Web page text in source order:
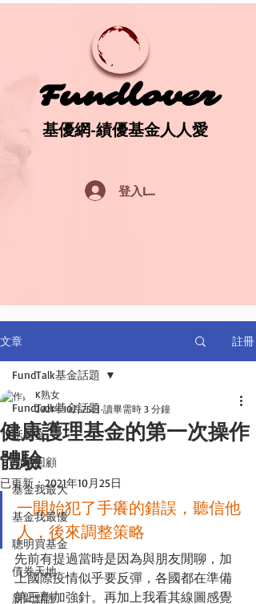
Fundlover
Fundlover
基優網-績優基金人人愛
基優網-績優基金人人愛
登入Log In
文章 註冊
FundTalk基金話題
話基金
前瞻回顧
基金我最大
基金我最優
聰明買基金
債券天地
新聞點評
FundTalk基金話題
健康護理基金的第一次操作
體驗
K熟女
2021年10月25日 讀畢需時 3 分鐘
已更新：2021年10月25日
一開始犯了手癢的錯誤，聽信他
人，後來調整策略
先前有提過當時是因為與朋友閒聊，加
上國際疫情似乎要反彈，各國都在準備
第三劑加強針。再加上我看其線圖感覺